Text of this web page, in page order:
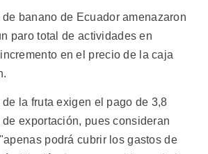
de banano de Ecuador amenazaron
paro total de actividades en
en el precio de la caja
de la fruta exigen el pago de 3,8
exportación, pues consideran
podrá cubrir los gastos de